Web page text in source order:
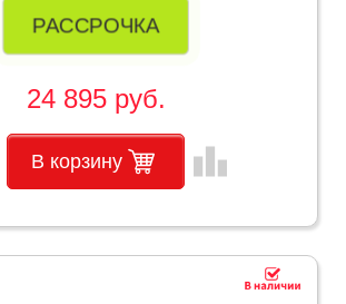
РАССРОЧКА
24 895 руб.
В корзину leaderboard